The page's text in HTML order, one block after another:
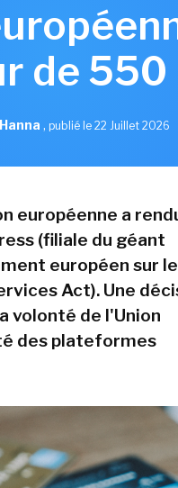
de
, publié le 22 Juillet 2026
européenne a
(filiale du géant
européen sur
Act). Une
volonté de l'Union
des plateformes